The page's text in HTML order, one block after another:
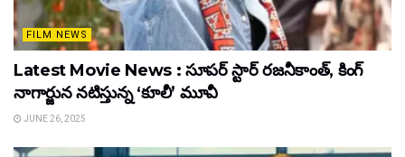
FILM NEWS
Latest Movie News : సూపర్ స్టార్ రజనీకాంత్, కింగ్
నాగార్జున నటిస్తున్న ‘కూలీ’ మూవీ
JUNE 26, 2025